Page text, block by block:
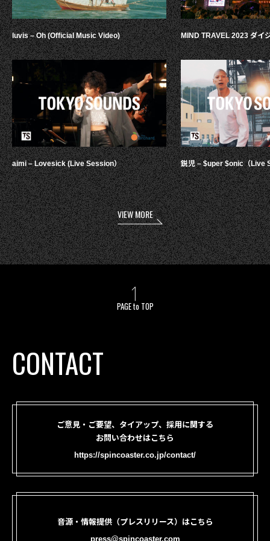
luvis – Oh (Official Music Video)
aimi – Lovesick (Live Session）
MIND TRAVEL 2023 ダイ
鋭児 – $uper $onic（Live
VIEW MORE
PAGE to TOP
CONTACT
ご意見・ご要望、タイアップ、採用に関する
お問い合わせはこちら
https://spincoaster.co.jp/contact/
音源・情報提供（プレスリリース）はこちら
press@spincoaster.com